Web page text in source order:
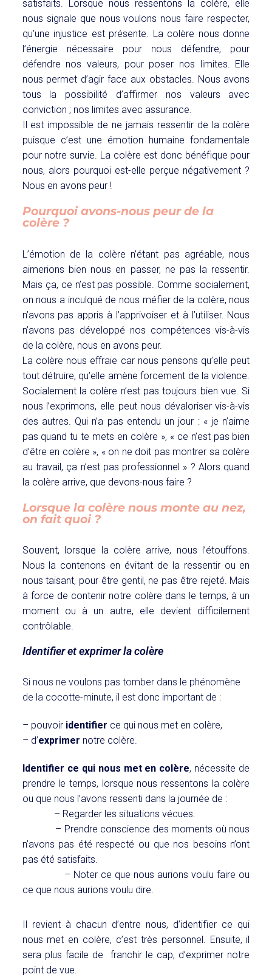
satisfaits. Lorsque nous ressentons la colère, elle
nous signale que nous voulons nous faire respecter,
qu’une injustice est présente. La colère nous donne
l’énergie nécessaire pour nous défendre, pour
défendre nos valeurs, pour poser nos limites. Elle
nous permet d’agir face aux obstacles. Nous avons
tous la possibilité d’affirmer nos valeurs avec
conviction ; nos limites avec assurance.
Il est impossible de ne jamais ressentir de la colère
puisque c’est une émotion humaine fondamentale
pour notre survie. La colère est donc bénéfique pour
nous, alors pourquoi est-elle perçue négativement ?
Nous en avons peur !
Pourquoi avons-nous peur de la
colère ?
L’émotion de la colère n’étant pas agréable, nous
aimerions bien nous en passer, ne pas la ressentir.
Mais ça, ce n’est pas possible. Comme socialement,
on nous a inculqué de nous méfier de la colère, nous
n’avons pas appris à l’apprivoiser et à l’utiliser. Nous
n’avons pas développé nos compétences vis-à-vis
de la colère, nous en avons peur.
La colère nous effraie car nous pensons qu’elle peut
tout détruire, qu’elle amène forcement de la violence.
Socialement la colère n’est pas toujours bien vue. Si
nous l’exprimons, elle peut nous dévaloriser vis-à-vis
des autres. Qui n’a pas entendu un jour : « je n’aime
pas quand tu te mets en colère », « ce n’est pas bien
d’être en colère », « on ne doit pas montrer sa colère
au travail, ça n’est pas professionnel » ? Alors quand
la colère arrive, que devons-nous faire ?
Lorsque la colère nous monte au nez,
on fait quoi ?
Souvent, lorsque la colère arrive, nous l’étouffons.
Nous la contenons en évitant de la ressentir ou en
nous taisant, pour être gentil, ne pas être rejeté. Mais
à force de contenir notre colère dans le temps, à un
moment ou à un autre, elle devient difficilement
contrôlable.
Identifier et exprimer la colère
Si nous ne voulons pas tomber dans le phénomène
de la cocotte-minute, il est donc important de :
– pouvoiridentifier ce qui nous met en colère,
– d’exprimer notre colère.
Identifier ce qui nous met en colère, nécessite de
prendre le temps, lorsque nous ressentons la colère
ou que nous l’avons ressenti dans la journée de :
– Regarder les situations vécues.
– Prendre conscience des moments où nous
n’avons pas été respecté ou que nos besoins n’ont
pas été satisfaits.
– Noter ce que nous aurions voulu faire ou
ce que nous aurions voulu dire.
Il revient à chacun d’entre nous, d’identifier ce qui
nous met en colère, c’est très personnel. Ensuite, il
sera plus facile de franchir le cap, d’exprimer notre
point de vue.